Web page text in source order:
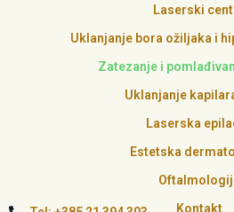
Laserski
Uklanjanje bora ožiljaka i
Zatezanje i
Uklanjanje
Laserska
Estetska
Kontakt